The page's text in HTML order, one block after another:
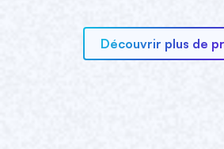
Découvrir plus de